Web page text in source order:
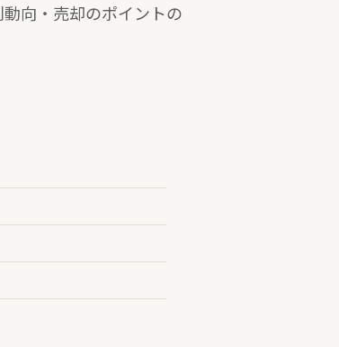
向・売却のポイントの